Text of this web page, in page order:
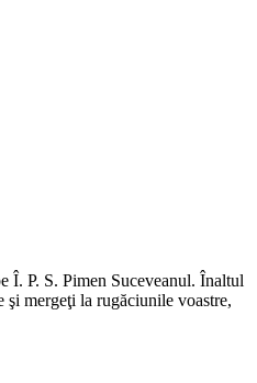
Î. P. S. Pimen Suceveanul. Înaltul
mergeţi la rugăciunile voastre,